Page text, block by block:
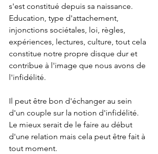
s'est constitué depuis sa naissance.
Education, type d'attachement,
injonctions sociétales, loi, règles,
expériences, lectures, culture, tout cela
constitue notre propre disque dur et
contribue à l'image que nous avons de
l'infidélité.
Il peut être bon d'échanger au sein
d'un couple sur la notion d'infidélité.
Le mieux serait de le faire au début
d'une relation mais cela peut être fait à
tout moment.